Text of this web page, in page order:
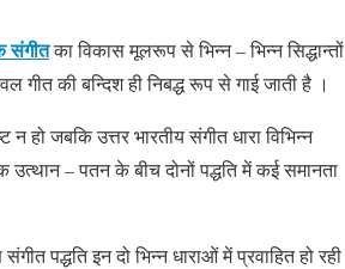
संगीतका विकास मूलरूप से भिन्न – भिन्न सिद्धान्तों
गीत की बन्दिश ही निबद्ध रूप से गाई जाती है ।
हो जबकि उत्तर भारतीय संगीत धारा विभिन्न
– पतन के बीच दोनों पद्धति में कई समानता
पद्धति इन दो भिन्न धाराओं में प्रवाहित हो रही